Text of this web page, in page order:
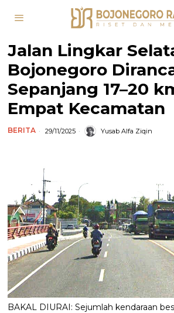
Jalan Lingkar
Bojonegoro
Sepanjang 17–20
Empat Kecamatan
BERITA 29/11/2025 Yusab Alfa Ziqin
BAKAL DIURAI: Sejumlah kendaraan